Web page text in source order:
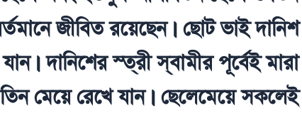
জীবিত রয়েছেন। ছোট ভাই দানিশ
দানিশের স্ত্রী স্বামীর পূর্বেই মারা
মেয়ে রেখে যান। ছেলেমেয়ে সকলেই